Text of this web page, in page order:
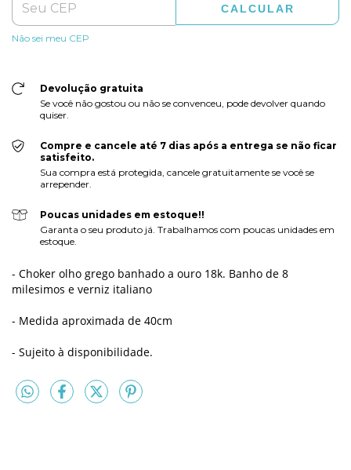
CALCULAR
Não sei meu CEP
Devolução gratuita
Se você não gostou ou não se convenceu, pode devolver quando
quiser.
Compre e cancele até 7 dias após a entrega se não ficar
satisfeito.
Sua compra está protegida, cancele gratuitamente se você se
arrepender.
Poucas unidades em estoque!!
Garanta o seu produto já. Trabalhamos com poucas unidades em
estoque.
- Choker olho grego banhado a ouro 18k. Banho de 8
milesimos e verniz italiano
- Medida aproximada de 40cm
- Sujeito à disponibilidade.